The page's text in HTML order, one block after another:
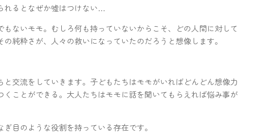
れるとなぜか嘘はつけない…
ないモモ。むしろ何も持っていないからこそ、どの人間に対して
純粋さが、人々の救いになっていたのだろうと想像します。
交流をしていきます。子どもたちはモモがいればどんどん想像力
ことができる。大人たちはモモに話を聞いてもらえれば悩み事が
目のような役割を持っている存在です。